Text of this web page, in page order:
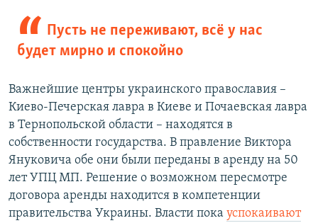
Пусть не переживают, всё у нас
будет мирно и спокойно
Важнейшие центры украинского православия –
Киево-Печерская лавра в Киеве и Почаевская лавра
в Тернопольской области – находятся в
собственности государства. В правление Виктора
Януковича обе они были переданы в аренду на 50
лет УПЦ МП. Решение о возможном пересмотре
договора аренды находится в компетенции
правительства Украины. Власти пока успокаивают